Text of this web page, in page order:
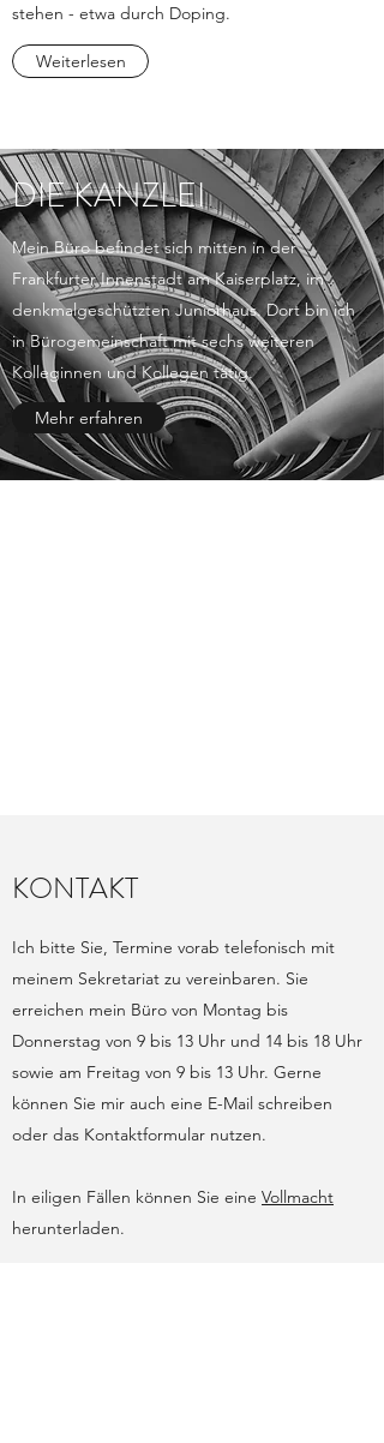
stehen - etwa durch Doping.
Weiterlesen
DIE KANZLEI
Mein Büro befindet sich mitten in der
Frankfurter Innenstadt am Kaiserplatz, im
denkmalgeschützten Juniorhaus. Dort bin ich
in Bürogemeinschaft mit sechs weiteren
Kolleginnen und Kollegen tätig.
Mehr erfahren
KONTAKT
Ich bitte Sie, Termine vorab telefonisch mit
meinem Sekretariat zu vereinbaren. Sie
erreichen mein Büro von Montag bis
Donnerstag von 9 bis 13 Uhr und 14 bis 18 Uhr
sowie am Freitag von 9 bis 13 Uhr. Gerne
können Sie mir auch eine E-Mail schreiben
oder das Kontaktformular nutzen.
In eiligen Fällen können Sie eine Vollmacht
herunterladen.